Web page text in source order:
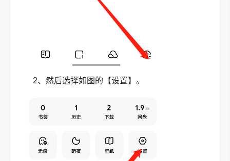
2、然后选择如图的【设置】。